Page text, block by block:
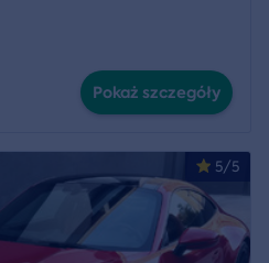
Pokaż szczegóły
5/5